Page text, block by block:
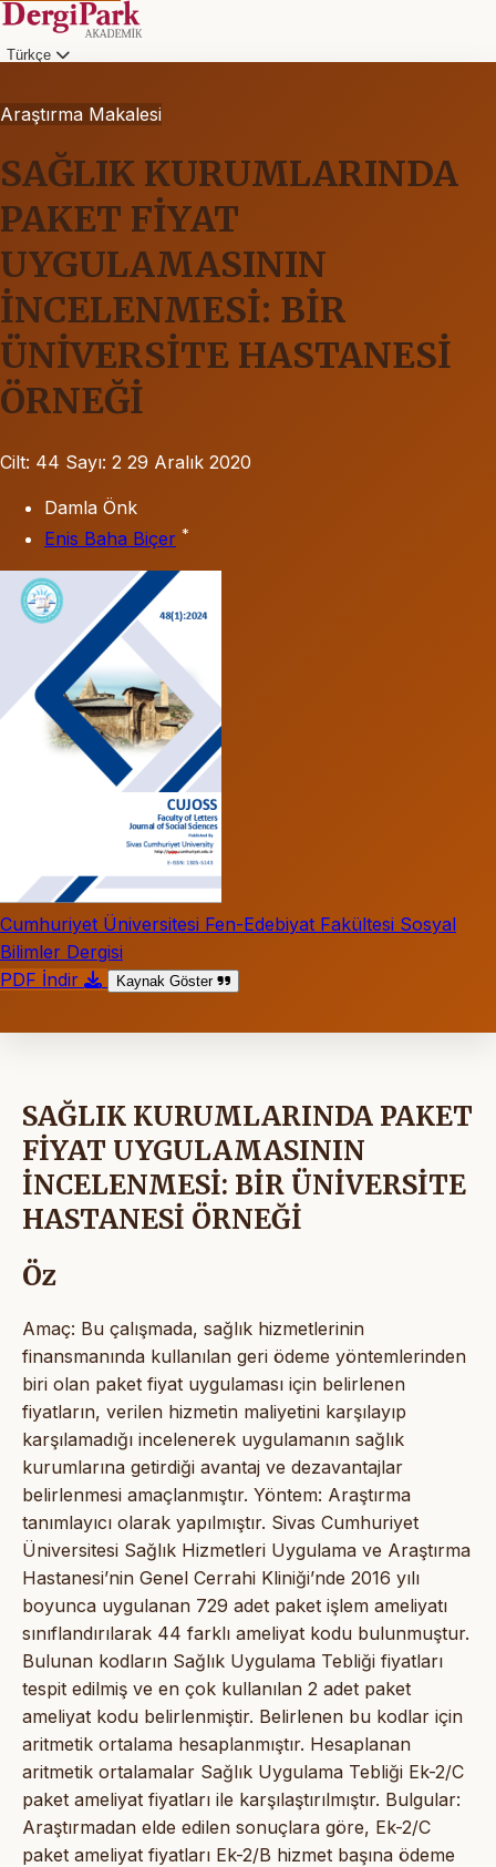
Türkçe
Araştırma Makalesi
SAĞLIK KURUMLARINDA
PAKET FİYAT
UYGULAMASININ
İNCELENMESİ: BİR
ÜNİVERSİTE HASTANESİ
ÖRNEĞİ
Cilt: 44 Sayı: 2 29 Aralık 2020
Damla Önk
Enis Baha Biçer *
Cumhuriyet Üniversitesi Fen-Edebiyat Fakültesi Sosyal
Bilimler Dergisi
PDF İndir
Kaynak Göster
SAĞLIK KURUMLARINDA PAKET
FİYAT UYGULAMASININ
İNCELENMESİ: BİR ÜNİVERSİTE
HASTANESİ ÖRNEĞİ
Öz
Amaç: Bu çalışmada, sağlık hizmetlerinin
finansmanında kullanılan geri ödeme yöntemlerinden
biri olan paket fiyat uygulaması için belirlenen
fiyatların, verilen hizmetin maliyetini karşılayıp
karşılamadığı incelenerek uygulamanın sağlık
kurumlarına getirdiği avantaj ve dezavantajlar
belirlenmesi amaçlanmıştır. Yöntem: Araştırma
tanımlayıcı olarak yapılmıştır. Sivas Cumhuriyet
Üniversitesi Sağlık Hizmetleri Uygulama ve Araştırma
Hastanesi’nin Genel Cerrahi Kliniği’nde 2016 yılı
boyunca uygulanan 729 adet paket işlem ameliyatı
sınıflandırılarak 44 farklı ameliyat kodu bulunmuştur.
Bulunan kodların Sağlık Uygulama Tebliği fiyatları
tespit edilmiş ve en çok kullanılan 2 adet paket
ameliyat kodu belirlenmiştir. Belirlenen bu kodlar için
aritmetik ortalama hesaplanmıştır. Hesaplanan
aritmetik ortalamalar Sağlık Uygulama Tebliği Ek-2/C
paket ameliyat fiyatları ile karşılaştırılmıştır. Bulgular:
Araştırmadan elde edilen sonuçlara göre, Ek-2/C
paket ameliyat fiyatları Ek-2/B hizmet başına ödeme